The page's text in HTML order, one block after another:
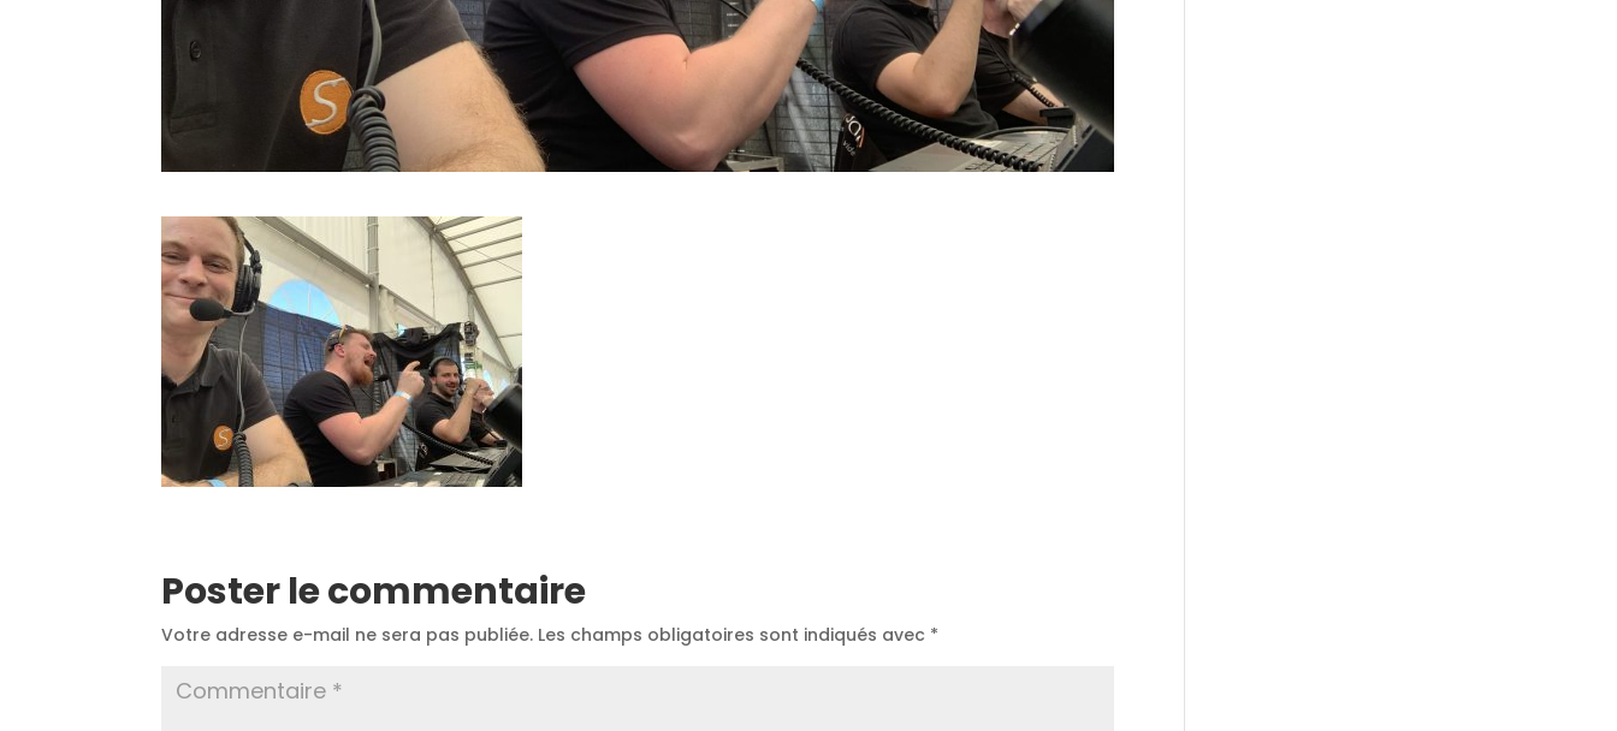
Poster le commentaire
Votre adresse e-mail ne sera pas publiée. Les champs obligatoires sont indiqués avec *